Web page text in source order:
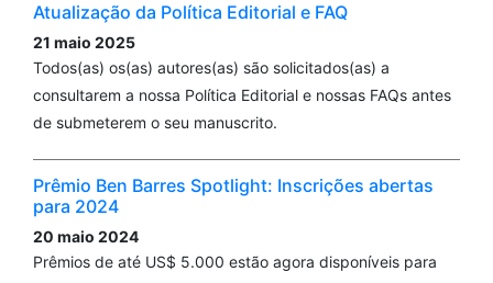
Atualização da Política Editorial e FAQ
21 maio 2025
Todos(as) os(as) autores(as) são solicitados(as) a
consultarem a nossa Política Editorial e nossas FAQs antes
de submeterem o seu manuscrito.
Prêmio Ben Barres Spotlight: Inscrições abertas
para 2024
20 maio 2024
Prêmios de até US$ 5.000 estão agora disponíveis para